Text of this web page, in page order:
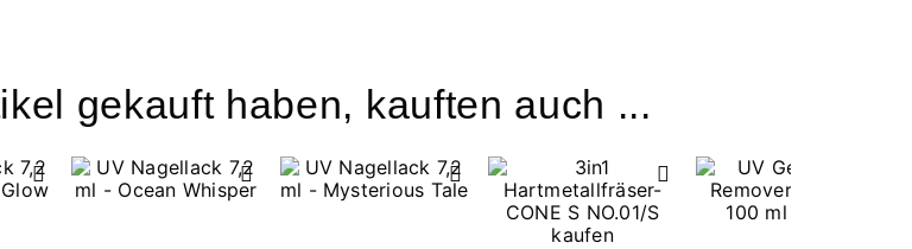
gekauft haben, kauften auch ...